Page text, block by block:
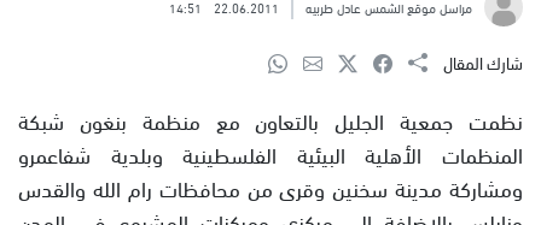
مراسل موقع الشمس عادل طربيه 22.06.2011
14:51
شارك المقال
نظمت جمعية الجليل بالتعاون مع منظمة بنغون شبكة
المنظمات الأهلية البيئية الفلسطينية وبلدية شفاعمرو
ومشاركة مدينة سخنين وقرى من محافظات رام الله والقدس